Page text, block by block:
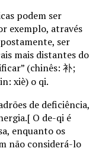
podem ser
exemplo, através
ser
mais distantes do
(chinês: 补;
xiè) o qi.
de deficiência,
O de-qi é
enquanto os
não considerá-lo